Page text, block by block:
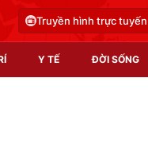
Truyền hình trực tuyến
Y TẾ ĐỜI SỐNG